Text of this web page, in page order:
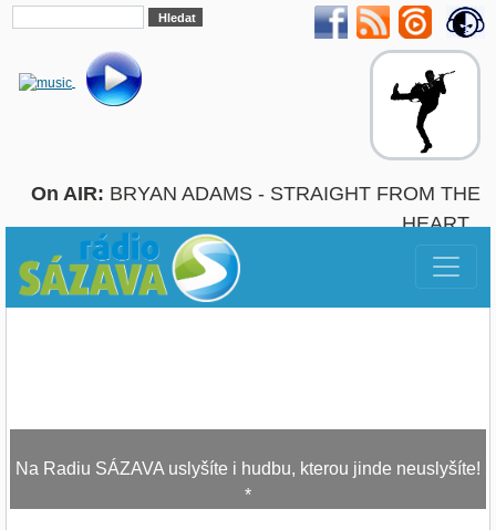
On AIR: BRYAN ADAMS - STRAIGHT FROM THE
HEART
Na Radiu SÁZAVA uslyšíte i hudbu, kterou jinde neuslyšíte!
*